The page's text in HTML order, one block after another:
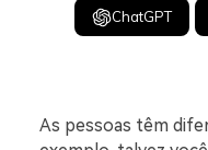
ChatGPT
As pessoas têm